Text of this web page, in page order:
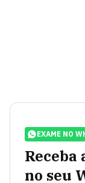
EXAME NO
Receba
no seu